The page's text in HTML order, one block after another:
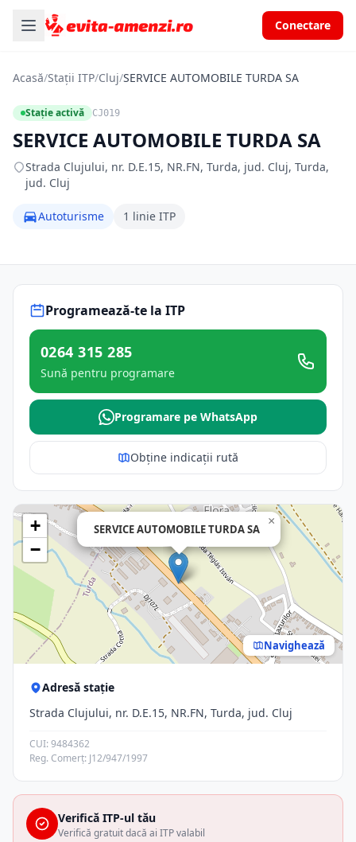
Conectare
Acasă/Stații ITP/Cluj/SERVICE AUTOMOBILE TURDA SA
Stație activă CJ019
SERVICE AUTOMOBILE TURDA SA
Strada Clujului, nr. D.E.15, NR.FN, Turda, jud. Cluj, Turda,
jud. Cluj
Autoturisme 1 linie ITP
Programează-te la ITP
0264 315 285
Sună pentru programare
Programare pe WhatsApp
Obține indicații rută
SERVICE AUTOMOBILE TURDA SA
×
+
−
Navighează
Adresă stație
Strada Clujului, nr. D.E.15, NR.FN, Turda, jud. Cluj
CUI: 9484362
Reg. Comerț: J12/947/1997
Verifică ITP-ul tău
Verifică gratuit dacă ai ITP valabil